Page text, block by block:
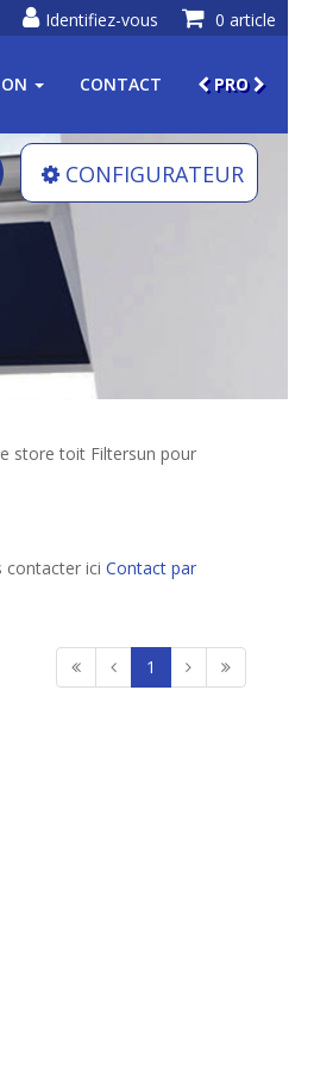
0 article
Identifiez-vous
CONTACT PRO
CONFIGURATEUR
store toit Filtersun pour
contacter ici Contact par
1